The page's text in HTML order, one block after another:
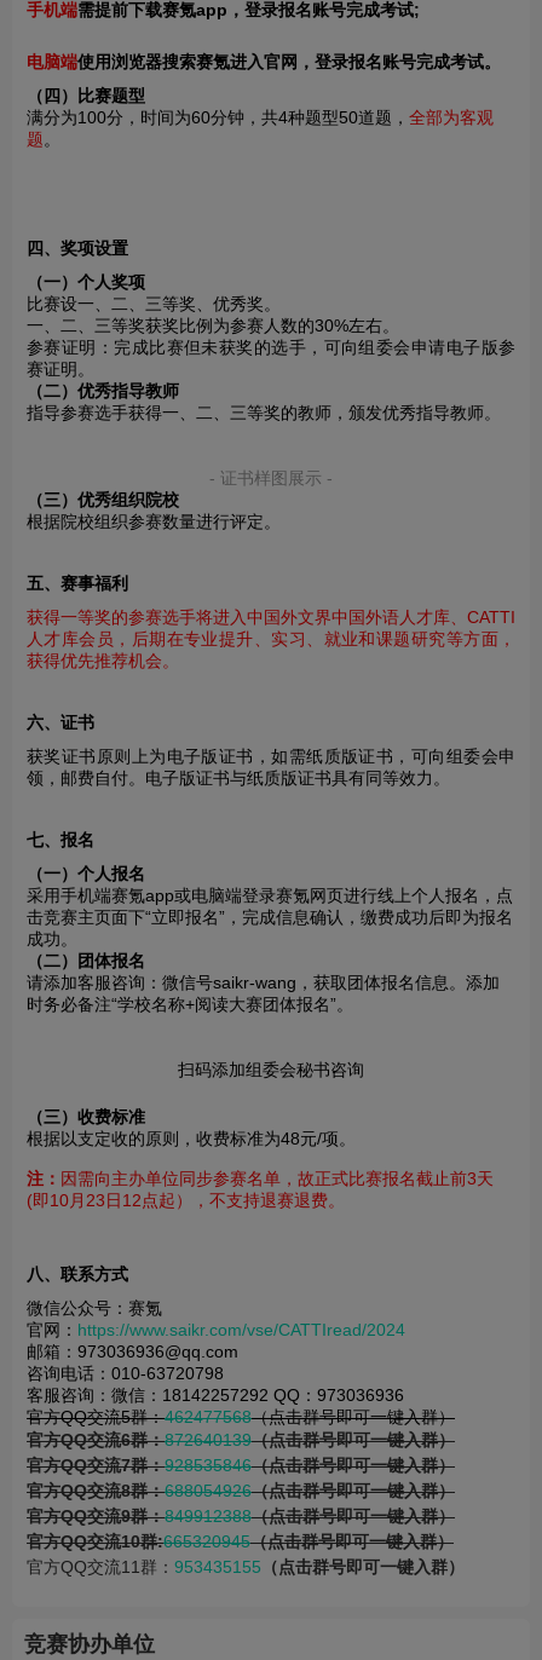
手机端需提前下载赛氪app，登录报名账号完成考试;
电脑端使用浏览器搜索赛氪进入官网，登录报名账号完成考试。
（四）比赛题型
满分为100分，时间为60分钟，共4种题型50道题， 全部为客观
题。
四、奖项设置
（一）个人奖项
比赛设一、二、三等奖、优秀奖。
一、二、三等奖获奖比例为参赛人数的30%左右。
参赛证明：完成比赛但未获奖的选手，可向组委会申请电子版参
赛证明。
（二）优秀指导教师
指导参赛选手获得一、二、三等奖的教师，颁发优秀指导教师。
- 证书样图展示 -
（三）优秀组织院校
根据院校组织参赛数量进行评定。
五、赛事福利
获得一等奖的参赛选手将进入中国外文界中国外语人才库、CATTI
人才库会员，后期在专业提升、实习、就业和课题研究等方面，
获得优先推荐机会。
六、证书
获奖证书原则上为电子版证书，如需纸质版证书，可向组委会申
领，邮费自付。电子版证书与纸质版证书具有同等效力。
七、报名
（一）个人报名
采用手机端赛氪app或电脑端登录赛氪网页进行线上个人报名，点
击竞赛主页面下“立即报名”，完成信息确认，缴费成功后即为报名
成功。
（二）团体报名
请添加客服咨询：微信号saikr-wang，获取团体报名信息。添加
时务必备注“学校名称+阅读大赛团体报名”。
扫码添加组委会秘书咨询
（三）收费标准
根据以支定收的原则，收费标准为48元/项。
注： 因需向主办单位同步参赛名单，故正式比赛报名截止前3天
(即10月23日12点起），不支持退赛退费。
八、联系方式
微信公众号：赛氪
官网： https://www.saikr.com/vse/CATTIread/2024
邮箱：973036936@qq.com
咨询电话：010-63720798
客服咨询：微信：18142257292 QQ：973036936
官方QQ交流5群：462477568（点击群号即可一键入群）
官方QQ交流6群：872640139（点击群号即可一键入群）
官方QQ交流7群：928535846（点击群号即可一键入群）
官方QQ交流8群：688054926（点击群号即可一键入群）
官方QQ交流9群：849912388（点击群号即可一键入群）
官方QQ交流10群:665320945（点击群号即可一键入群）
官方QQ交流11群： 953435155 （点击群号即可一键入群）
竞赛协办单位